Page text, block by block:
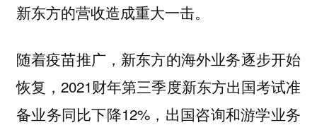
新东方的营收造成重大一击。
随着疫苗推广，新东方的海外业务逐步开始
恢复，2021财年第三季度新东方出国考试准
备业务同比下降12%，出国咨询和游学业务